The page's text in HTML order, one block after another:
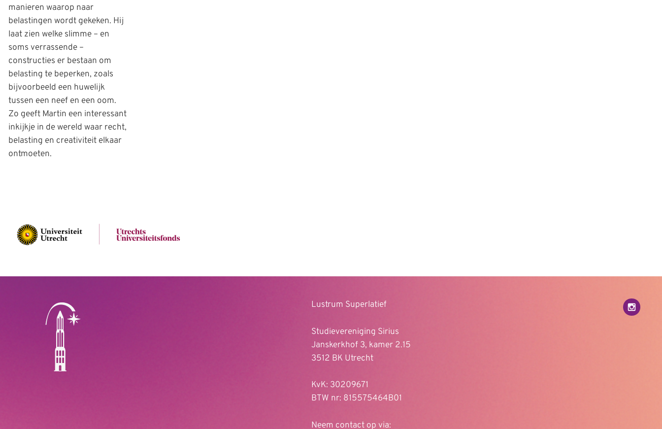
manieren waarop naar
belastingen wordt gekeken. Hij
laat zien welke slimme – en
soms verrassende –
constructies er bestaan om
belasting te beperken, zoals
bijvoorbeeld een huwelijk
tussen een neef en een oom.
Zo geeft Martin een interessant
inkijkje in de wereld waar recht,
belasting en creativiteit elkaar
ontmoeten.
Lustrum Superlatief
Studievereniging Sirius
Janskerkhof 3, kamer 2.15
3512 BK Utrecht
KvK: 30209671
BTW nr: 815575464B01
Neem contact op via: